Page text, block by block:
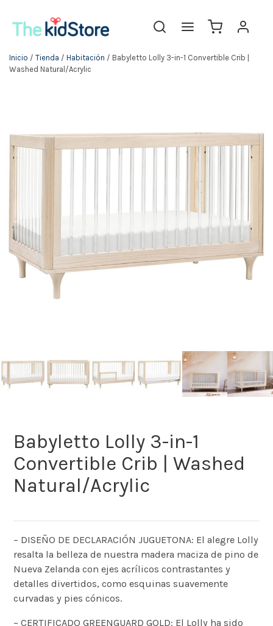
Inicio / Tienda / Habitación / Babyletto Lolly 3-in-1 Convertible Crib |
Washed Natural/Acrylic
Babyletto Lolly 3-in-1
Convertible Crib | Washed
Natural/Acrylic
– DISEÑO DE DECLARACIÓN JUGUETONA: El alegre Lolly
resalta la belleza de nuestra madera maciza de pino de
Nueva Zelanda con ejes acrílicos contrastantes y
detalles divertidos, como esquinas suavemente
curvadas y pies cónicos.
– CERTIFICADO GREENGUARD GOLD: El Lolly ha sido